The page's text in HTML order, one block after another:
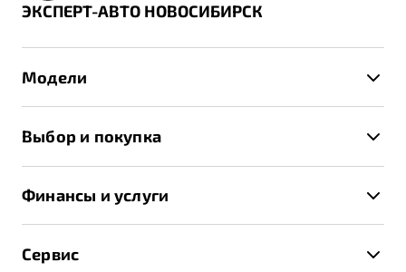
ЭКСПЕРТ-АВТО НОВОСИБИРСК
Модели
X70
Выбор и покупка
Спецпредложения и Акции
Записаться на тест-драйв
Финансы и услуги
Сервис